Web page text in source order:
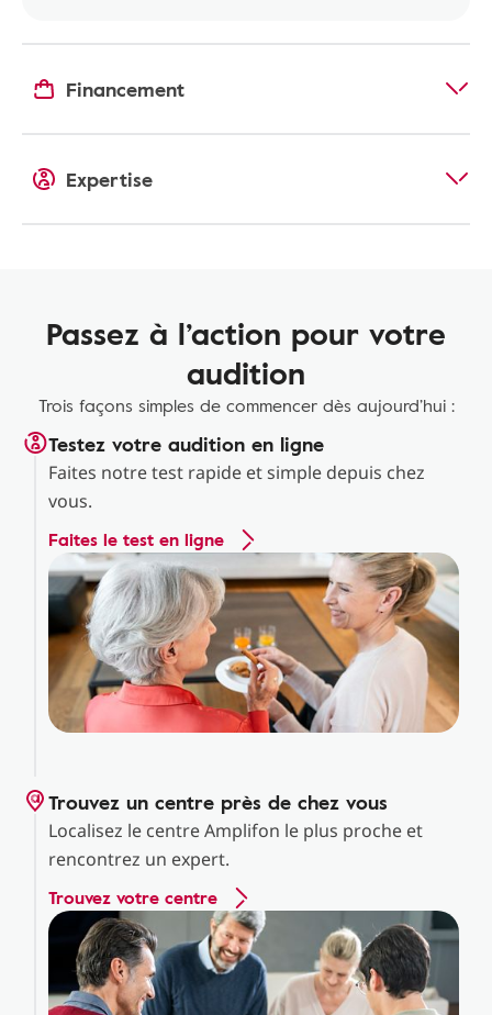
Financement
Expertise
Passez à l’action pour votre
audition
Trois façons simples de commencer dès aujourd’hui :
Testez votre audition en ligne
Faites notre test rapide et simple depuis chez
vous.
Faites le test en ligne
Trouvez un centre près de chez vous
Localisez le centre Amplifon le plus proche et
rencontrez un expert.
Trouvez votre centre